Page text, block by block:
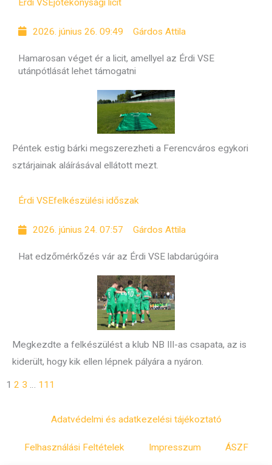
Érdi VSEjótékonysági licit
2026. június 26. 09:49 Gárdos Attila
Hamarosan véget ér a licit, amellyel az Érdi VSE
utánpótlását lehet támogatni
Péntek estig bárki megszerezheti a Ferencváros egykori
sztárjainak aláírásával ellátott mezt.
Érdi VSEfelkészülési időszak
2026. június 24. 07:57 Gárdos Attila
Hat edzőmérkőzés vár az Érdi VSE labdarúgóira
Megkezdte a felkészülést a klub NB III-as csapata, az is
kiderült, hogy kik ellen lépnek pályára a nyáron.
1 2 3 … 111
Adatvédelmi és adatkezelési tájékoztató
Felhasználási Feltételek Impresszum ÁSZF